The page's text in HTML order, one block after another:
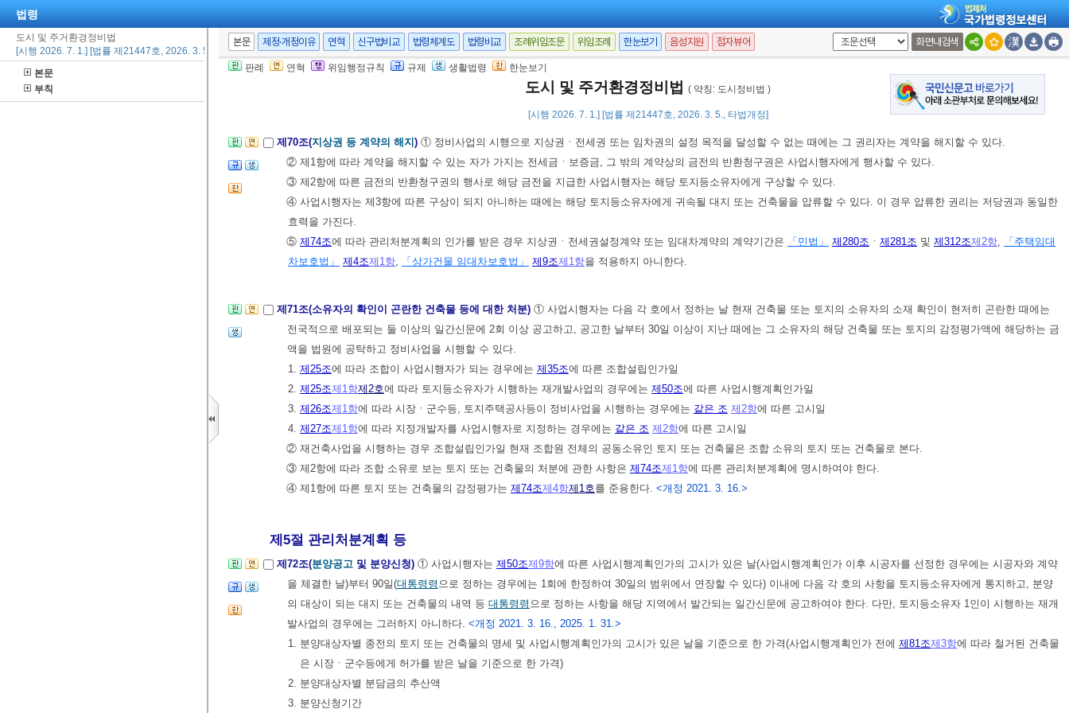
법령
도시 및 주거환경정비법
[시행 2026. 7. 1.] [법률 제21447호, 2026. 3. 5., 타법개정]
본문
부칙
본문 제정·개정이유 연혁 신구법비교 법령체계도 법령비교 조례위임조문 위임조례 한눈보기 음성지원 점자뷰어 화면내검색
판례 연혁 위임행정규칙 규제 생활법령 한눈보기
도시 및 주거환경정비법 ( 약칭: 도시정비법 )
[시행 2026. 7. 1.] [법률 제21447호, 2026. 3. 5., 타법개정]
③ 주거환경개선사업의 경우에는「공익사업을 위한 토지 등의 취득 및 보상에 관한 법률」 제78조제4항 을 적용하지 아니하며,「주택법」을 적용할 때에는 이 법에 따
른 사업시행자(토지주택공사등이 공동사업시행자인 경우에는 토지주택공사등을 말한다)는「주택법」에 따른 사업주체로 본다.<개정 2019. 4. 23.>
④ 공공재개발사업 시행자 또는 공공재건축사업 시행자는 공공재개발사업 또는 공공재건축사업을 시행하는 경우
「건설기술 진흥법」등 관계 법령에도 불구하고대통
으로 정하는 바에 따라 건설사업관리기술인의 배치기준을 별도로 정할 수 있다.<신설 2021. 4. 13.>
제70조(지상권 등 계약의 해지 ) ① 정비사업의 시행으로 지상권ㆍ전세권 또는 임차권의 설정 목적을 달성할 수 없는 때에는 그 권리자는 계약을 해지할 수 있다.
② 제1항에 따라 계약을 해지할 수 있는 자가 가지는 전세금ㆍ보증금, 그 밖의 계약상의 금전의 반환청구권은 사업시행자에게 행사할 수 있다.
③ 제2항에 따른 금전의 반환청구권의 행사로 해당 금전을 지급한 사업시행자는 해당 토지등소유자에게 구상할 수 있다.
④ 사업시행자는 제3항에 따른 구상이 되지 아니하는 때에는 해당 토지등소유자에게 귀속될 대지 또는 건축물을 압류할 수 있다. 이 경우 압류한 권리는 저당권과 동일한
효력을 가진다.
⑤ 제74조에 따라 관리처분계획의 인가를 받은 경우 지상권ㆍ전세권설정계약 또는 임대차계약의 계약기간은 「민법」 제280조 ㆍ 제281조 및 제312조제2항,
「주택임대
차보호법」
제4조제1항, 「상가건물 임대차보호법」 제9조제1항을 적용하지 아니한다.
제71조(소유자의 확인이 곤란한 건축물 등에 대한 처분) ① 사업시행자는 다음 각 호에서 정하는 날 현재 건축물 또는 토지의 소유자의 소재 확인이 현저히 곤란한 때에는
전국적으로 배포되는 둘 이상의 일간신문에 2회 이상 공고하고, 공고한 날부터 30일 이상이 지난 때에는 그 소유자의 해당 건축물 또는 토지의 감정평가액에 해당하는 금
액을 법원에 공탁하고 정비사업을 시행할 수 있다.
1. 제25조에 따라 조합이 사업시행자가 되는 경우에는 제35조에 따른 조합설립인가일
2. 제25조제1항제2호에 따라 토지등소유자가 시행하는 재개발사업의 경우에는 제50조에 따른 사업시행계획인가일
3. 제26조제1항에 따라 시장ㆍ군수등, 토지주택공사등이 정비사업을 시행하는 경우에는 같은 조 제2항에 따른 고시일
4. 제27조제1항에 따라 지정개발자를 사업시행자로 지정하는 경우에는 같은 조 제2항에 따른 고시일
② 재건축사업을 시행하는 경우 조합설립인가일 현재 조합원 전체의 공동소유인 토지 또는 건축물은 조합 소유의 토지 또는 건축물로 본다.
③ 제2항에 따라 조합 소유로 보는 토지 또는 건축물의 처분에 관한 사항은 제74조제1항에 따른 관리처분계획에 명시하여야 한다.
④ 제1항에 따른 토지 또는 건축물의 감정평가는 제74조제4항제1호를 준용한다. <개정 2021. 3. 16.>
제5절 관리처분계획 등
제72조(분양공고 및 분양신청) ① 사업시행자는 제50조제9항에 따른 사업시행계획인가의 고시가 있은 날(사업시행계획인가 이후 시공자를 선정한 경우에는 시공자와 계약
을 체결한 날)부터 90일(대통령령 으로 정하는 경우에는 1회에 한정하여 30일의 범위에서 연장할 수 있다) 이내에 다음 각 호의 사항을 토지등소유자에게 통지하고, 분양
의 대상이 되는 대지 또는 건축물의 내역 등 대통령령 으로 정하는 사항을 해당 지역에서 발간되는 일간신문에 공고하여야 한다. 다만, 토지등소유자 1인이 시행하는 재개
발사업의 경우에는 그러하지 아니하다. <개정 2021. 3. 16., 2025. 1. 31.>
1. 분양대상자별 종전의 토지 또는 건축물의 명세 및 사업시행계획인가의 고시가 있은 날을 기준으로 한 가격(사업시행계획인가 전에 제81조제3항에 따라 철거된 건축물
은 시장ㆍ군수등에게 허가를 받은 날을 기준으로 한 가격)
2. 분양대상자별 분담금의 추산액
3. 분양신청기간